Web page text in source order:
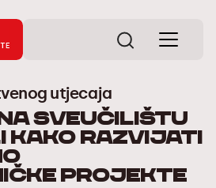
utjecaja
Sveučilištu
kako razvijati
projekte